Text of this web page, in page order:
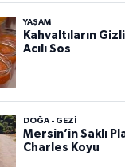
YAŞAM
Kahvaltıların Gizli
Acılı Sos
DOĞA - GEZI
Mersin’in Saklı
Charles Koyu